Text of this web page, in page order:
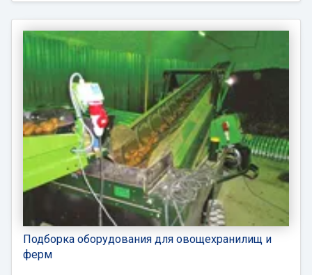
Подборка оборудования для овощехранилищ и
ферм